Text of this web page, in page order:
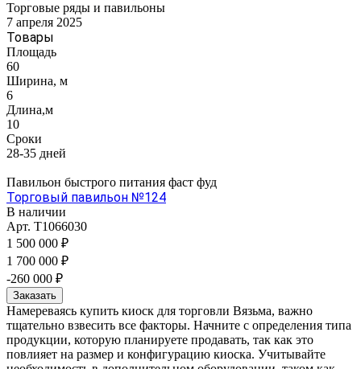
Торговые ряды и павильоны
7 апреля 2025
Товары
Площадь
60
Ширина, м
6
Длина,м
10
Сроки
28-35 дней
Павильон быстрого питания фаст фуд
Торговый павильон №124
В наличии
Арт. T1066030
1 500 000 ₽
1 700 000 ₽
-260 000 ₽
Заказать
Намереваясь купить киоск для торговли Вязьма, важно
тщательно взвесить все факторы. Начните с определения типа
продукции, которую планируете продавать, так как это
повлияет на размер и конфигурацию киоска. Учитывайте